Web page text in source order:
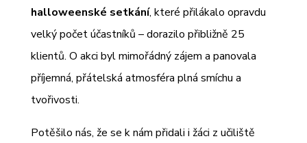
halloweenské setkání, které přilákalo opravdu
velký počet účastníků – dorazilo přibližně 25
klientů. O akci byl mimořádný zájem a panovala
příjemná, přátelská atmosféra plná smíchu a
tvořivosti.
Potěšilo nás, že se k nám přidali i žáci z učiliště